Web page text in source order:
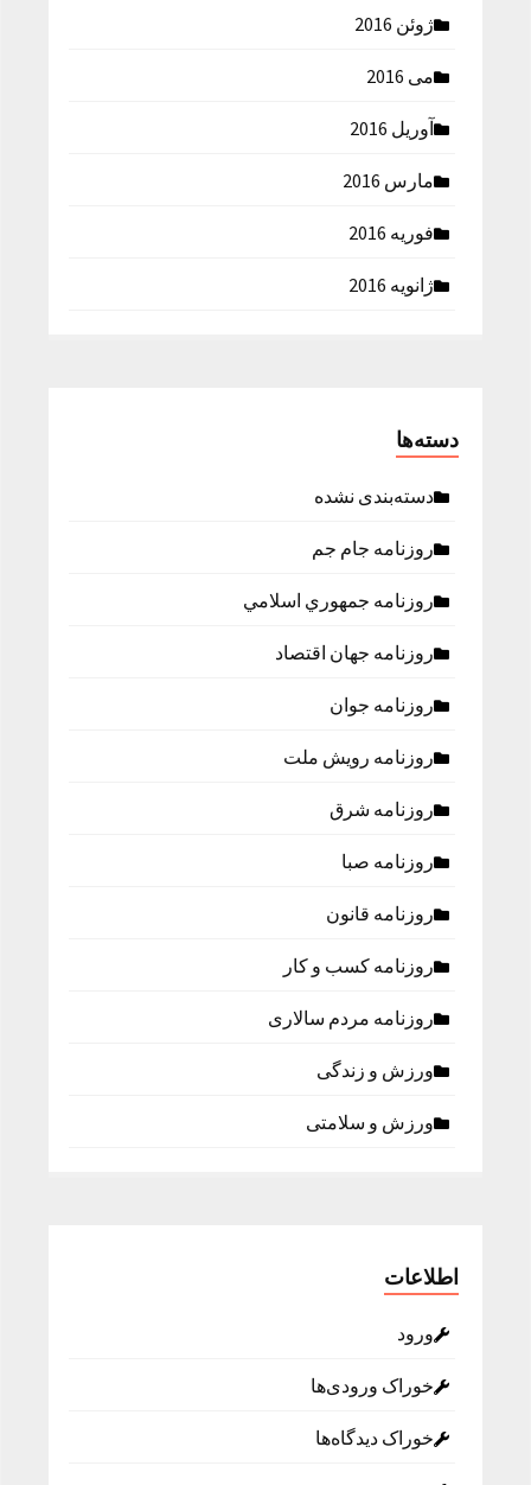
ژوئن 2016
می 2016
آوریل 2016
مارس 2016
فوریه 2016
ژانویه 2016
دسته‌ها
دسته‌بندی نشده
روزنامه جام جم
روزنامه جمهوري اسلامي
روزنامه جهان اقتصاد
روزنامه جوان
روزنامه رویش ملت
روزنامه شرق
روزنامه صبا
روزنامه قانون
روزنامه كسب و كار
روزنامه مردم سالاری
ورزش و زندگی
ورزش و سلامتی
اطلاعات
ورود
خوراک ورودی‌ها
خوراک دیدگاه‌ها